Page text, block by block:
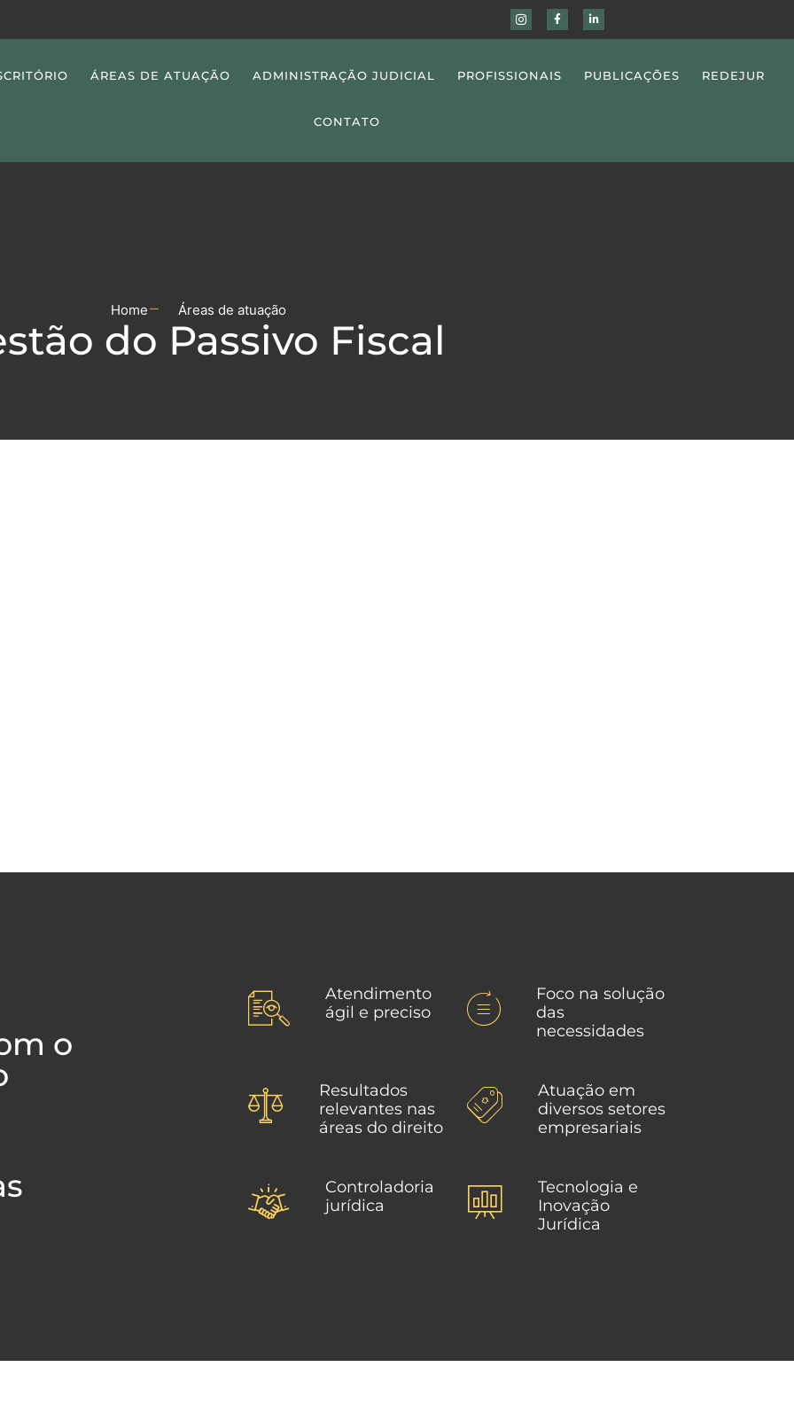
ÁREAS DE ATUAÇÃO ADMINISTRAÇÃO JUDICIAL PROFISSIONAIS PUBLICAÇÕES REDEJUR
CONTATO
Home Áreas de atuação
do Passivo Fiscal
o
Atendimento
ágil e preciso
Foco na solução
das
necessidades
Resultados
relevantes nas
áreas do direito
Atuação em
diversos setores
empresariais
Controladoria
jurídica
Tecnologia e
Inovação
Jurídica